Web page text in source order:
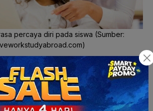
percaya diri pada siswa (Sumber:
rasa percaya diri, konsentrasi anak
berlipat ganda. Berikan keyakinan atau
pada mereka, jika mereka mampu
pembelajaran yang diberikan dengan
diri ini akan sangat memengaruhi